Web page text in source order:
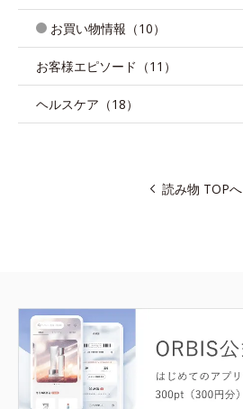
お買い物情報（10）
お客様エピソード（11）
ヘルスケア（18）
読み物 TOPへ